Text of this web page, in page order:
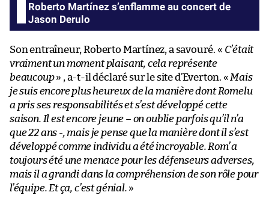
Roberto Martínez s’enflamme au concert de
Jason Derulo
Son entraîneur, Roberto Martínez, a savouré. « C’était
vraiment un moment plaisant, cela représente
beaucoup» , a-t-il déclaré sur le site d’Everton. « Mais
je suis encore plus heureux de la manière dont Romelu
a pris ses responsabilités et s’est développé cette
saison. Il est encore jeune – on oublie parfois qu’il n’a
que 22 ans -, mais je pense que la manière dont il s’est
développé comme individu a été incroyable. Rom’ a
toujours été une menace pour les défenseurs adverses,
mais il a grandi dans la compréhension de son rôle pour
l’équipe. Et ça, c’est génial. »